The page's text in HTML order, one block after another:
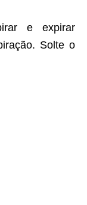
e expirar
Solte o